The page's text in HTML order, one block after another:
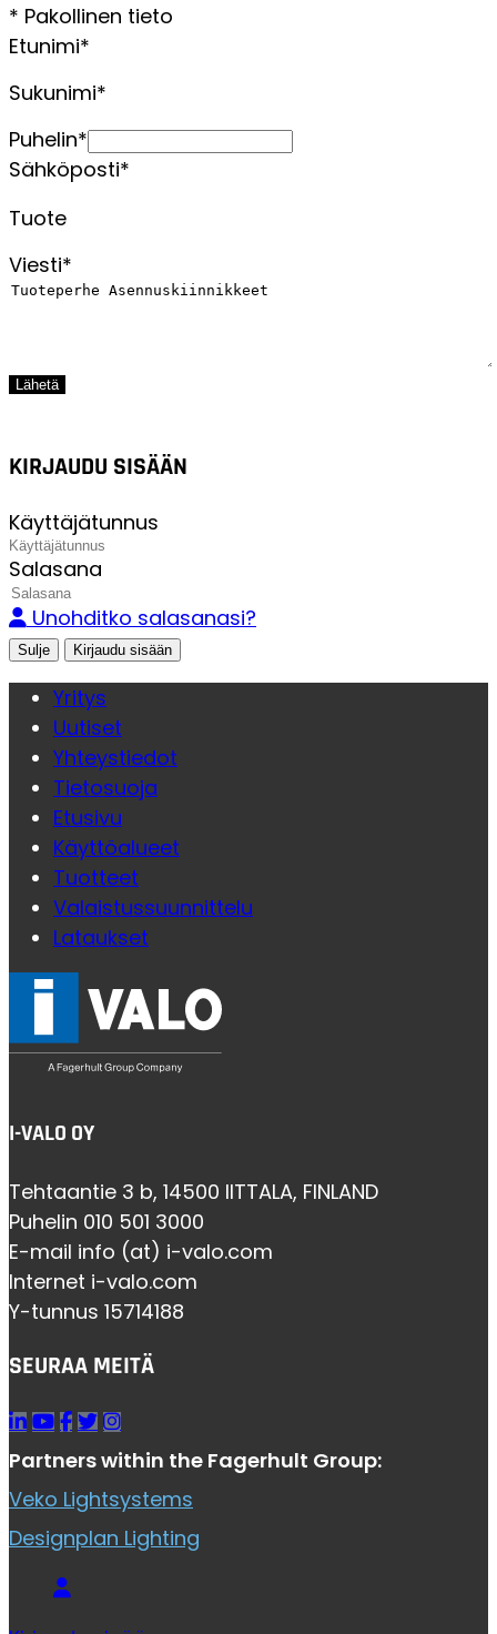
* Pakollinen tieto
Etunimi*
Sukunimi*
Puhelin*
Sähköposti*
Tuote
Viesti*
Lähetä
KIRJAUDU SISÄÄN
Käyttäjätunnus
Salasana
Unohditko salasanasi?
Sulje
Yritys
Uutiset
Yhteystiedot
Tietosuoja
Etusivu
Käyttöalueet
Tuotteet
Valaistussuunnittelu
Lataukset
I-VALO OY
Tehtaantie 3 b, 14500 IITTALA, FINLAND
Puhelin 010 501 3000
E-mail info (at) i-valo.com
Internet i-valo.com
Y-tunnus 15714188
SEURAA MEITÄ
Partners within the Fagerhult Group:
Veko Lightsystems
Designplan Lighting